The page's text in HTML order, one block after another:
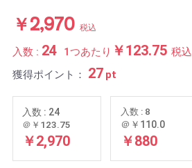
￥2,970 税込
入数 : 24 1つあたり ￥123.75 税込
獲得ポイント： 27 pt
入数 : 24
＠￥123.75
￥2,970
入数 : 8
＠￥110.0
￥880